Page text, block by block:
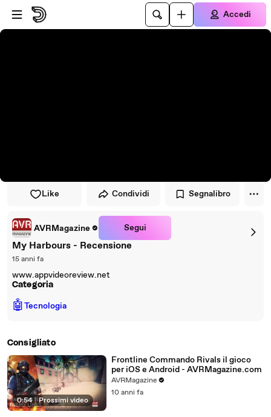
Vai al lettore
Passa al contenuto principale
Accedi
Like Condividi Segnalibro
AVRMagazine Segui
My Harbours - Recensione
15 anni fa
www.appvideoreview.net
Categoria
🤖Tecnologia
Consigliato
0:54 | Prossimi video
Frontline Commando Rivals il gioco
per iOS e Android - AVRMagazine.com
AVRMagazine
10 anni fa